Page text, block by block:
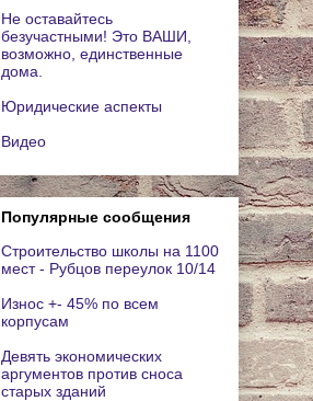
Не оставайтесь
безучастными! Это ВАШИ,
возможно, единственные
дома.
Юридические аспекты
Видео
Популярные сообщения
Строительство школы на 1100
мест - Рубцов переулок 10/14
Износ +- 45% по всем
корпусам
Девять экономических
аргументов против сноса
старых зданий